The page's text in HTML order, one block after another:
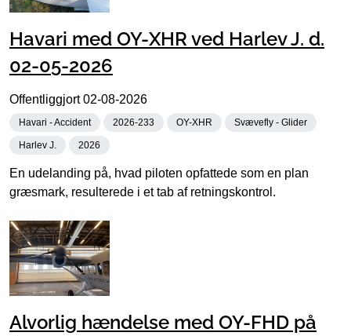
Havari med OY-XHR ved Harlev J. d.
02-05-2026
Offentliggjort02-08-2026
Havari - Accident 2026-233 OY-XHR Svævefly - Glider
Harlev J. 2026
En udelanding på, hvad piloten opfattede som en plan
græsmark, resulterede i et tab af retningskontrol.
Alvorlig hændelse med OY-FHD på